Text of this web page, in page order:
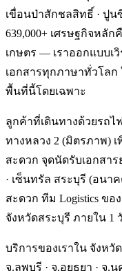
เขื่อนป่าสักชลสิทธิ์ · ปู
639,000+ เศรษฐกิจหลั
เกษตร — เราออกแบบเ
เอกสารทุกภาษาทั่วโล
พื้นที่นี้โดยเฉพาะ
ลูกค้าที่เดินทางด้วยรถไ
ทางหลวง 2 (มิตรภาพ)
สะดวก จุดนัดรับเอกสา
· เซ็นทรัล สระบุรี (อน
สะดวก ทีม Logistics ขอ
จังหวัดสระบุรี ภายใน 1
บริการของเราใน จังห
จ.ลพบุรี · จ.อยุธยา · จ